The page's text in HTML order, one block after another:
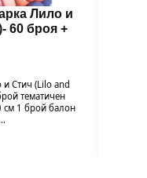
Лило и
60 броя +
Стич (Lilo and
тематичен
см 1 брой балон